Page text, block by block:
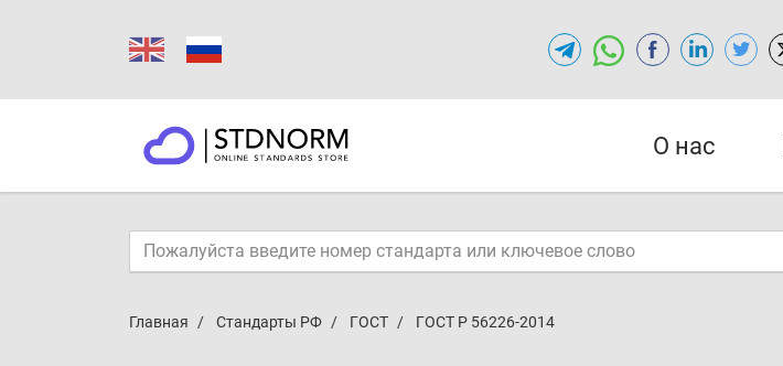
О нас
Главная Стандарты РФ ГОСТ ГОСТ Р 56226-2014